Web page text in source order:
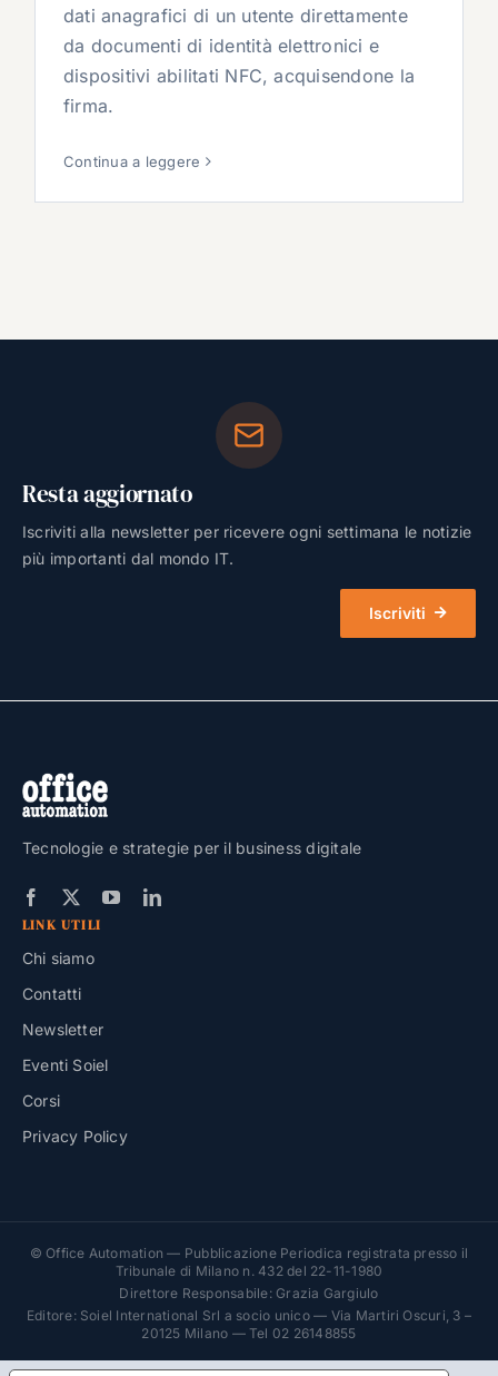
dati anagrafici di un utente direttamente
da documenti di identità elettronici e
dispositivi abilitati NFC, acquisendone la
firma.
Continua a leggere
Resta aggiornato
Iscriviti alla newsletter per ricevere ogni settimana le notizie
più importanti dal mondo IT.
Iscriviti
Tecnologie e strategie per il business digitale
LINK UTILI
Chi siamo
Contatti
Newsletter
Eventi Soiel
Corsi
Privacy Policy
© Office Automation — Pubblicazione Periodica registrata presso il
Tribunale di Milano n. 432 del 22-11-1980
Direttore Responsabile: Grazia Gargiulo
Editore: Soiel International Srl a socio unico — Via Martiri Oscuri, 3 –
20125 Milano — Tel 02 26148855